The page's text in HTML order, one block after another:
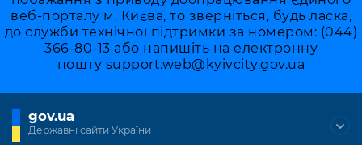
веб-порталу м. Києва, то зверніться, будь ласка,
до служби технічної підтримки за номером: (044)
366-80-13 або напишіть на електронну
пошту support.web@kyivcity.gov.ua
gov.ua
Державні сайти України